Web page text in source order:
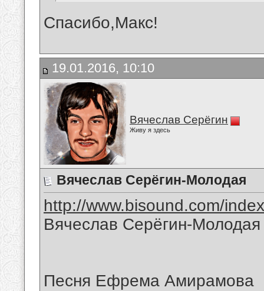
Спасибо,Макс!
19.01.2016, 10:10
Вячеслав Серёгин
Живу я здесь
Вячеслав Серёгин-Молодая
http://www.bisound.com/
Вячеслав Серёгин-Молодая
Песня Ефрема Амирамова